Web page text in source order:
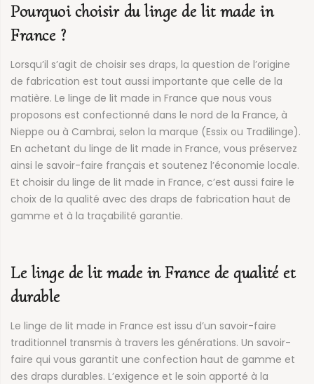
Pourquoi choisir du linge de lit made in
France ?
Lorsqu’il s’agit de choisir ses draps, la question de l’origine
de fabrication est tout aussi importante que celle de la
matière. Le linge de lit made in France que nous vous
proposons est confectionné dans le nord de la France, à
Nieppe ou à Cambrai, selon la marque (Essix ou Tradilinge).
En achetant du linge de lit made in France, vous préservez
ainsi le savoir-faire français et soutenez l’économie locale.
Et choisir du linge de lit made in France, c’est aussi faire le
choix de la qualité avec des draps de fabrication haut de
gamme et à la traçabilité garantie.
Le linge de lit made in France de qualité et
durable
Le linge de lit made in France est issu d’un savoir-faire
traditionnel transmis à travers les générations. Un savoir-
faire qui vous garantit une confection haut de gamme et
des draps durables. L’exigence et le soin apporté à la